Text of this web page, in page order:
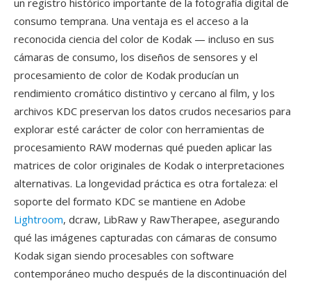
un registro histórico importante de la fotografía digital de
consumo temprana. Una ventaja es el acceso a la
reconocida ciencia del color de Kodak — incluso en sus
cámaras de consumo, los diseños de sensores y el
procesamiento de color de Kodak producían un
rendimiento cromático distintivo y cercano al film, y los
archivos KDC preservan los datos crudos necesarios para
explorar esté carácter de color con herramientas de
procesamiento RAW modernas qué pueden aplicar las
matrices de color originales de Kodak o interpretaciones
alternativas. La longevidad práctica es otra fortaleza: el
soporte del formato KDC se mantiene en Adobe
Lightroom, dcraw, LibRaw y RawTherapee, asegurando
qué las imágenes capturadas con cámaras de consumo
Kodak sigan siendo procesables con software
contemporáneo mucho después de la discontinuación del